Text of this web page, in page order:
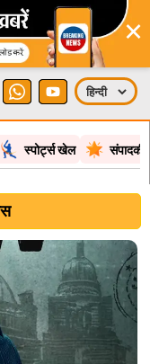
×
स्पोर्ट्स खेल